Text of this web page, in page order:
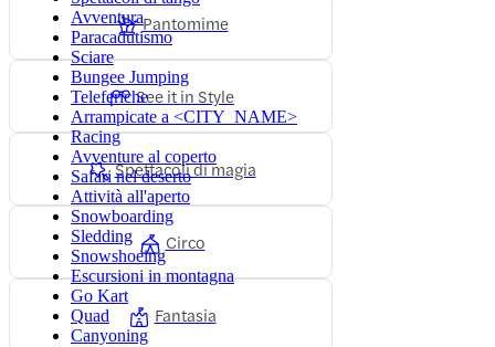
Avventura
Paracadutismo
Sciare
Bungee Jumping
Teleferiche
Arrampicate a <CITY_NAME>
Racing
Avventure al coperto
Safari nel deserto
Attività all'aperto
Snowboarding
Sledding
Snowshoeing
Escursioni in montagna
Go Kart
Quad
Canyoning
Pantomime
See it in Style
Spettacoli di magia
Circo
Fantasia